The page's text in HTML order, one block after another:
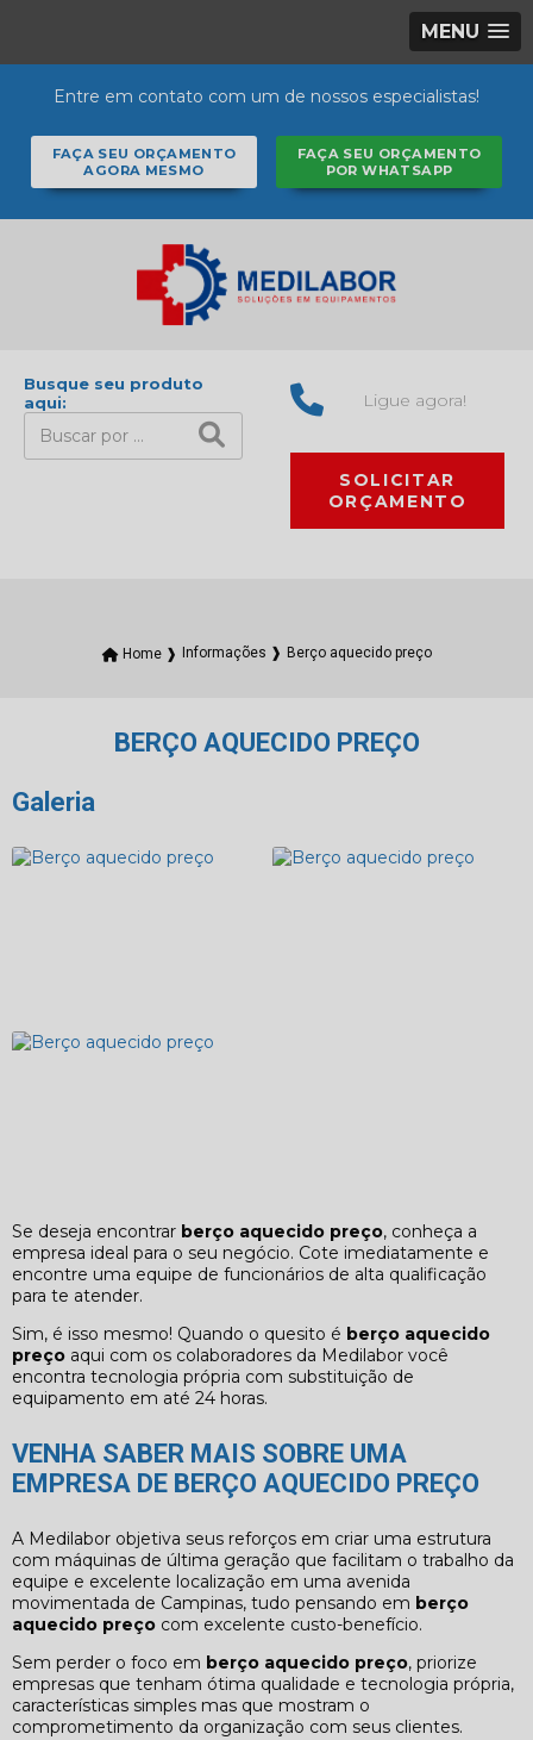
MENU
Entre em contato com um de nossos especialistas!
FAÇA SEU ORÇAMENTO
AGORA MESMO
FAÇA SEU ORÇAMENTO
POR WHATSAPP
Busque seu produto
aqui:
Ligue agora!
SOLICITAR
ORÇAMENTO
Home ❱ Informações ❱ Berço aquecido preço
BERÇO AQUECIDO PREÇO
Galeria
Se deseja encontrar berço aquecido preço, conheça a
empresa ideal para o seu negócio. Cote imediatamente e
encontre uma equipe de funcionários de alta qualificação
para te atender.
Sim, é isso mesmo! Quando o quesito é berço aquecido
preço aqui com os colaboradores da Medilabor você
encontra tecnologia própria com substituição de
equipamento em até 24 horas.
VENHA SABER MAIS SOBRE UMA
EMPRESA DE BERÇO AQUECIDO PREÇO
A Medilabor objetiva seus reforços em criar uma estrutura
com máquinas de última geração que facilitam o trabalho da
equipe e excelente localização em uma avenida
movimentada de Campinas, tudo pensando em berço
aquecido preço com excelente custo-benefício.
Sem perder o foco em berço aquecido preço, priorize
empresas que tenham ótima qualidade e tecnologia própria,
características simples mas que mostram o
comprometimento da organização com seus clientes.